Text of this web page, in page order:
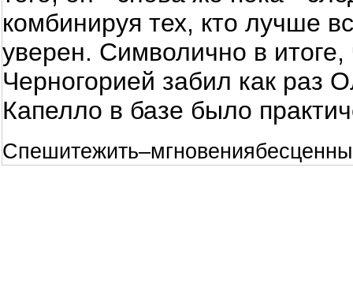
комбинируя тех, кто лучше
уверен. Символично в
Черногорией забил как раз
Капелло в базе было
Спешитежить–мгновениябесценны